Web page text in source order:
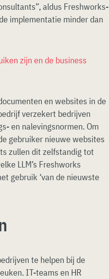
aldus Freshworks-
implementatie minder dan
zijn en de business
en websites in de
verzekert bedrijven
en nalevingsnormen. Om
gebruiker nieuwe websites
zullen dit zelfstandig tot
LLM’s Freshworks
gebruik ‘van de nieuwste
te helpen bij de
IT-teams en HR